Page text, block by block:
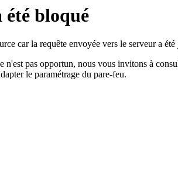
été bloqué
car la requête envoyée vers le serveur a été
n'est pas opportun, nous vous invitons à
le paramétrage du pare-feu.